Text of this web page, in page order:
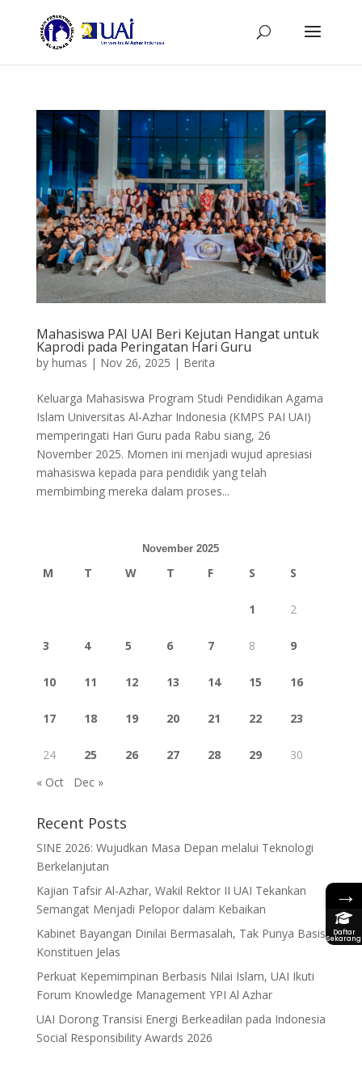
Mahasiswa PAI UAI Beri Kejutan Hangat untuk
Kaprodi pada Peringatan Hari Guru
by humas | Nov 26, 2025 | Berita
Keluarga Mahasiswa Program Studi Pendidikan Agama
Islam Universitas Al-Azhar Indonesia (KMPS PAI UAI)
memperingati Hari Guru pada Rabu siang, 26
November 2025. Momen ini menjadi wujud apresiasi
mahasiswa kepada para pendidik yang telah
membimbing mereka dalam proses...
November 2025
M T W T F S S
1 2
3 4 5 6 7 8 9
10 11 12 13 14 15 16
17 18 19 20 21 22 23
24 25 26 27 28 29
30
« Oct
Dec »
Recent Posts
SINE 2026: Wujudkan Masa Depan melalui Teknologi
Berkelanjutan
Kajian Tafsir Al-Azhar, Wakil Rektor II UAI Tekankan
Semangat Menjadi Pelopor dalam Kebaikan
Kabinet Bayangan Dinilai Bermasalah, Tak Punya Basis
Konstituen Jelas
Perkuat Kepemimpinan Berbasis Nilai Islam, UAI Ikuti
Forum Knowledge Management YPI Al Azhar
UAI Dorong Transisi Energi Berkeadilan pada Indonesia
Social Responsibility Awards 2026
→
Daftar
Sekarang